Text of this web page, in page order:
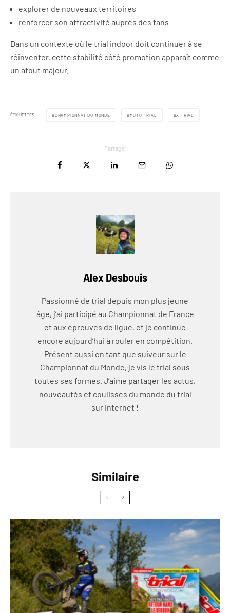
explorer de nouveaux territoires
renforcer son attractivité auprès des fans
Dans un contexte où le trial indoor doit continuer à se
réinventer, cette stabilité côté promotion apparaît comme
un atout majeur.
ÉTIQUETTES CHAMPIONNAT DU MONDE MOTO TRIAL X TRIAL
Partager
Alex Desbouis
Passionné de trial depuis mon plus jeune
âge, j’ai participé au Championnat de France
et aux épreuves de ligue, et je continue
encore aujourd’hui à rouler en compétition.
Présent aussi en tant que suiveur sur le
Championnat du Monde, je vis le trial sous
toutes ses formes. J’aime partager les actus,
nouveautés et coulisses du monde du trial
sur internet !
Similaire